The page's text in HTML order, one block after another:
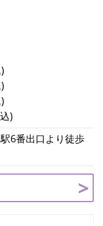
)
6番出口より徒歩